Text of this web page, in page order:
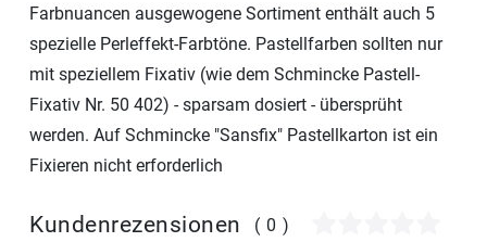
Farbnuancen ausgewogene Sortiment enthält auch 5
spezielle Perleffekt-Farbtöne. Pastellfarben sollten nur
mit speziellem Fixativ (wie dem Schmincke Pastell-
Fixativ Nr. 50 402) - sparsam dosiert - übersprüht
werden. Auf Schmincke "Sansfix" Pastellkarton ist ein
Fixieren nicht erforderlich
Kundenrezensionen (0)